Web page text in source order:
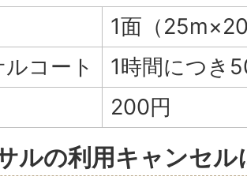
1面（
コート
1時間につき
200円
ルの利用キャンセル